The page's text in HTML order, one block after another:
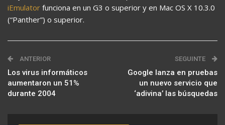
iEmulator funciona en un G3 o superior y en Mac OS X 10.3.0
(“Panther”) o superior.
ANTERIOR
Los virus informáticos
aumentaron un 51%
durante 2004
SEGUINTE
Google lanza en pruebas
un nuevo servicio que
‘adivina’ las búsquedas